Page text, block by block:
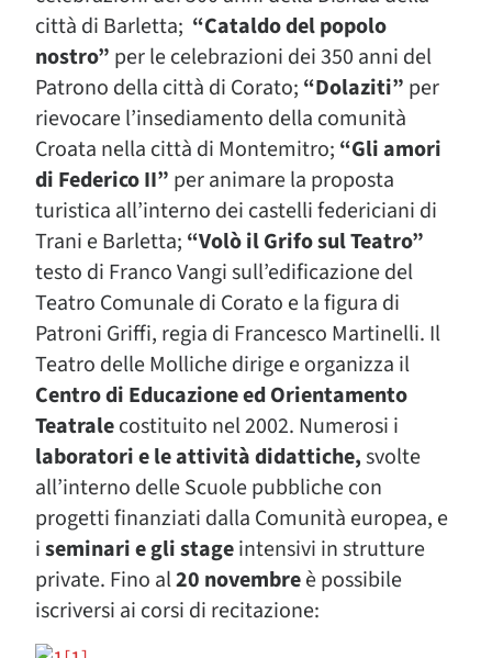
città di Barletta; “Cataldo del popolo
nostro” per le celebrazioni dei 350 anni del
Patrono della città di Corato; “Dolaziti” per
rievocare l’insediamento della comunità
Croata nella città di Montemitro; “Gli amori
di Federico II” per animare la proposta
turistica all’interno dei castelli federiciani di
Trani e Barletta; “Volò il Grifo sul Teatro”
testo di Franco Vangi sull’edificazione del
Teatro Comunale di Corato e la figura di
Patroni Griffi, regia di Francesco Martinelli. Il
Teatro delle Molliche dirige e organizza il
Centro di Educazione ed Orientamento
Teatralecostituito nel 2002. Numerosi i
laboratori e le attività didattiche,svolte
all’interno delle Scuole pubbliche con
progetti finanziati dalla Comunità europea, e
iseminari e gli stageintensivi in strutture
private. Fino al20 novembreè possibile
iscriversi ai corsi di recitazione: